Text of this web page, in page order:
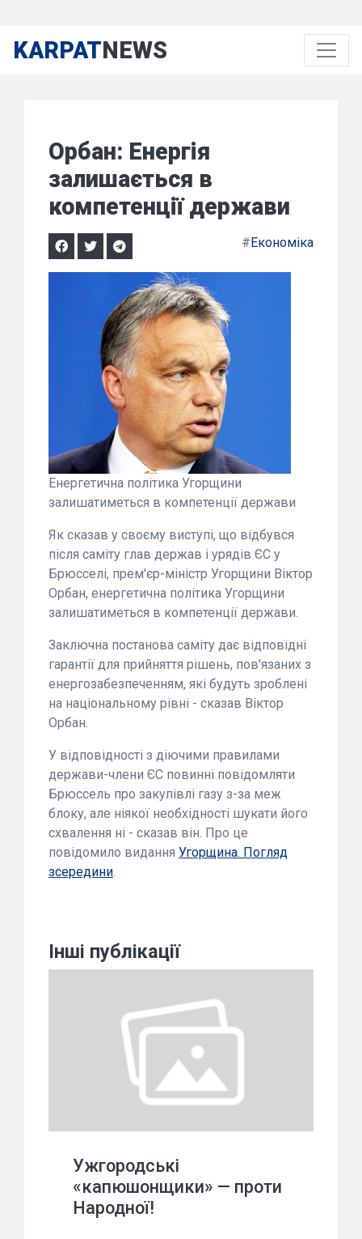
KARPATNEWS
Орбан: Енергія
залишається в
компетенції держави
#Економіка
Енергетична політика Угорщини
залишатиметься в компетенції держави
Як сказав у своєму виступі, що відбувся
після саміту глав держав і урядів ЄС у
Брюсселі, прем'єр-міністр Угорщини Віктор
Орбан, енергетична політика Угорщини
залишатиметься в компетенції держави.
Заключна постанова саміту дає відповідні
гарантії для прийняття рішень, пов'язаних з
енергозабезпеченням, які будуть зроблені
на національному рівні - сказав Віктор
Орбан.
У відповідності з діючими правилами
держави-члени ЄС повинні повідомляти
Брюссель про закупівлі газу з-за меж
блоку, але ніякої необхідності шукати його
схвалення ні - сказав він. Про це
повідомило видання Угорщина. Погляд
зсередини.
Інші публікації
Ужгородські
«капюшонщики» — проти
Народної!